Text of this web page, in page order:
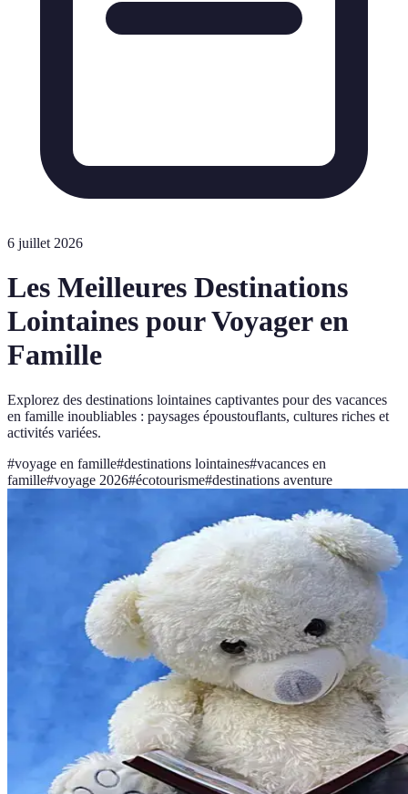
6 juillet 2026
Les Meilleures Destinations
Lointaines pour Voyager en
Famille
Explorez des destinations lointaines captivantes pour des vacances
en famille inoubliables : paysages époustouflants, cultures riches et
activités variées.
#voyage en famille#destinations lointaines#vacances en
famille#voyage 2026#écotourisme#destinations aventure